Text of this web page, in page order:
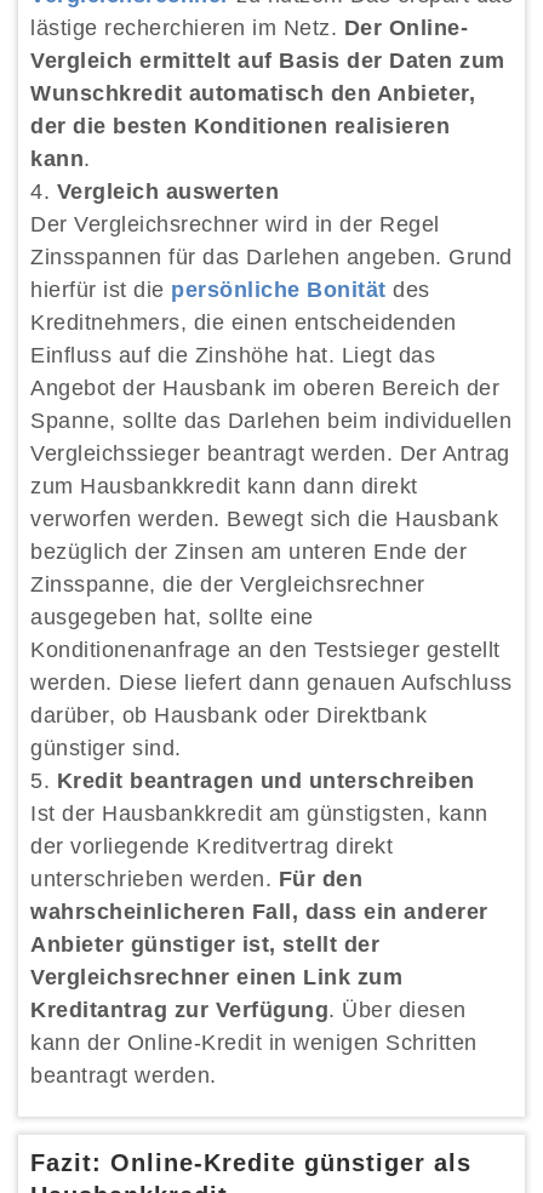
lästige recherchieren im Netz. Der Online-
Vergleich ermittelt auf Basis der Daten zum
Wunschkredit automatisch den Anbieter,
der die besten Konditionen realisieren
kann.
Vergleich auswerten
Der Vergleichsrechner wird in der Regel
Zinsspannen für das Darlehen angeben. Grund
hierfür ist die persönliche Bonität des
Kreditnehmers, die einen entscheidenden
Einfluss auf die Zinshöhe hat. Liegt das
Angebot der Hausbank im oberen Bereich der
Spanne, sollte das Darlehen beim individuellen
Vergleichssieger beantragt werden. Der Antrag
zum Hausbankkredit kann dann direkt
verworfen werden. Bewegt sich die Hausbank
bezüglich der Zinsen am unteren Ende der
Zinsspanne, die der Vergleichsrechner
ausgegeben hat, sollte eine
Konditionenanfrage an den Testsieger gestellt
werden. Diese liefert dann genauen Aufschluss
darüber, ob Hausbank oder Direktbank
günstiger sind.
Kredit beantragen und unterschreiben
Ist der Hausbankkredit am günstigsten, kann
der vorliegende Kreditvertrag direkt
unterschrieben werden. Für den
wahrscheinlicheren Fall, dass ein anderer
Anbieter günstiger ist, stellt der
Vergleichsrechner einen Link zum
Kreditantrag zur Verfügung. Über diesen
kann der Online-Kredit in wenigen Schritten
beantragt werden.
Fazit: Online-Kredite günstiger als